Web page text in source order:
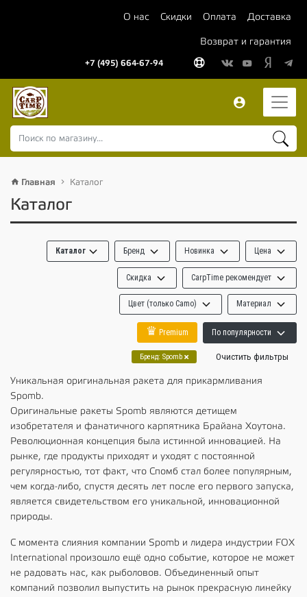
О нас Скидки Оплата Доставка
Возврат и гарантия
+7 (495) 664-67-94
Главная Каталог
Каталог
Каталог Бренд Новинка Цена
Скидка CarpTime рекомендует
Цвет (только Camo) Материал
♛ Premium По популярности
Бренд: Spomb Очистить фильтры
Уникальная оригинальная ракета для прикармливания
Spomb.
Оригинальные ракеты Spomb являются детищем
изобретателя и фанатичного карпятника Брайана Хоутона.
Революционная концепция была истинной инновацией. На
рынке, где продукты приходят и уходят с постоянной
регулярностью, тот факт, что Спомб стал более популярным,
чем когда-либо, спустя десять лет после его первого запуска,
является свидетельством его уникальной, инновационной
природы.
С момента слияния компании Spomb и лидера индустрии FOX
International произошло ещё одно событие, которое не может
не радовать нас, как рыболовов. Объединенный опыт
компаний позволил выпустить на рынок прекрасную линейку